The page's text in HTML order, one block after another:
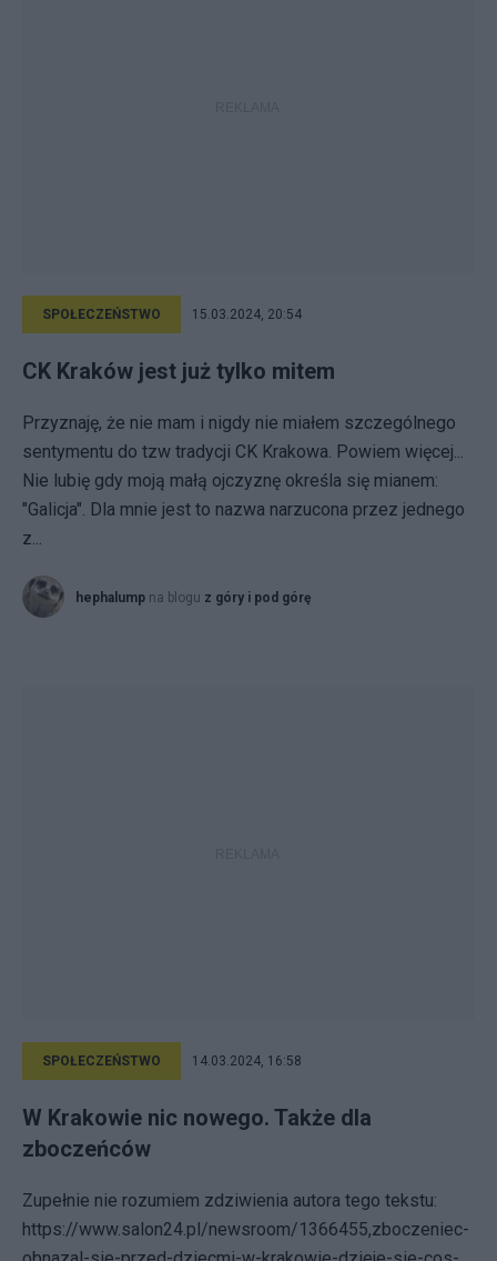
SPOŁECZEŃSTWO 15.03.2024, 20:54
CK Kraków jest już tylko mitem
Przyznaję, że nie mam i nigdy nie miałem szczególnego
sentymentu do tzw tradycji CK Krakowa. Powiem więcej...
Nie lubię gdy moją małą ojczyznę określa się mianem:
"Galicja". Dla mnie jest to nazwa narzucona przez jednego
z...
hephalump na blogu z góry i pod górę
SPOŁECZEŃSTWO 14.03.2024, 16:58
W Krakowie nic nowego. Także dla
zboczeńców
Zupełnie nie rozumiem zdziwienia autora tego tekstu:
https://www.salon24.pl/newsroom/1366455,zboczeniec-